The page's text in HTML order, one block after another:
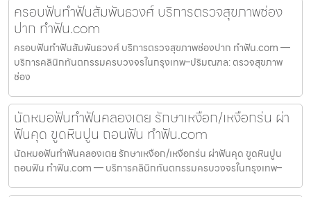
ครอบฟันทำฟันสัมพันธวงศ์ บริการตรวจสุขภาพช่อง
ปาก ทำฟัน.com
ครอบฟันทำฟันสัมพันธวงศ์ บริการตรวจสุขภาพช่องปาก ทำฟัน.com —
บริการคลินิกทันตกรรมครบวงจรในกรุงเทพ–ปริมณฑล: ตรวจสุขภาพ
ช่อง
นัดหมอฟันทำฟันคลองเตย รักษาเหงือก/เหงือกร่น ผ่า
ฟันคุด ขูดหินปูน ถอนฟัน ทำฟัน.com
นัดหมอฟันทำฟันคลองเตย รักษาเหงือก/เหงือกร่น ผ่าฟันคุด ขูดหินปูน
ถอนฟัน ทำฟัน.com — บริการคลินิกทันตกรรมครบวงจรในกรุงเทพ–